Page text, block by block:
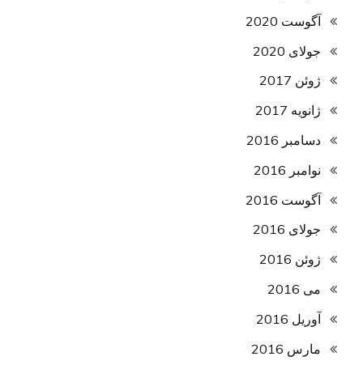
آگوست 2020
جولای 2020
ژوئن 2017
ژانویه 2017
دسامبر 2016
نوامبر 2016
آگوست 2016
جولای 2016
ژوئن 2016
می 2016
آوریل 2016
مارس 2016